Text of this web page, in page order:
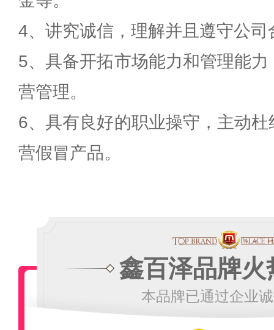
4、讲究诚信，理解并且遵守公
5、具备开拓市场能力和管理能
营管理。
6、具有良好的职业操守，主动
营假冒产品。
鑫百泽品牌火
本品牌已通过企业